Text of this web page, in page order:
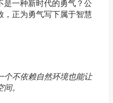
是一种新时代的勇气？公
，正为勇气写下属于智慧
个不依赖自然环境也能让
。